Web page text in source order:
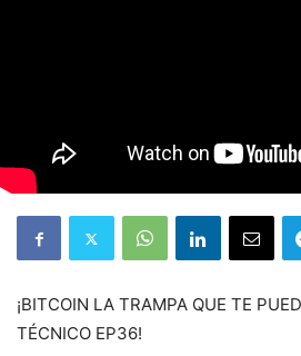
¡BITCOIN LA TRAMPA QUE TE
TÉCNICO EP36!